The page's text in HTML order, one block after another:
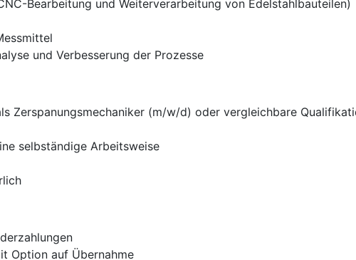
Bearbeitung und Weiterverarbeitung von Edelstahlbauteilen)
und Verbesserung der Prozesse
Zerspanungsmechaniker (m/w/d) oder vergleichbare
selbständige Arbeitsweise
Option auf Übernahme